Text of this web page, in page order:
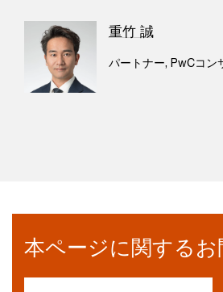
重竹 誠
パートナー, PwCコン
本ページに関する